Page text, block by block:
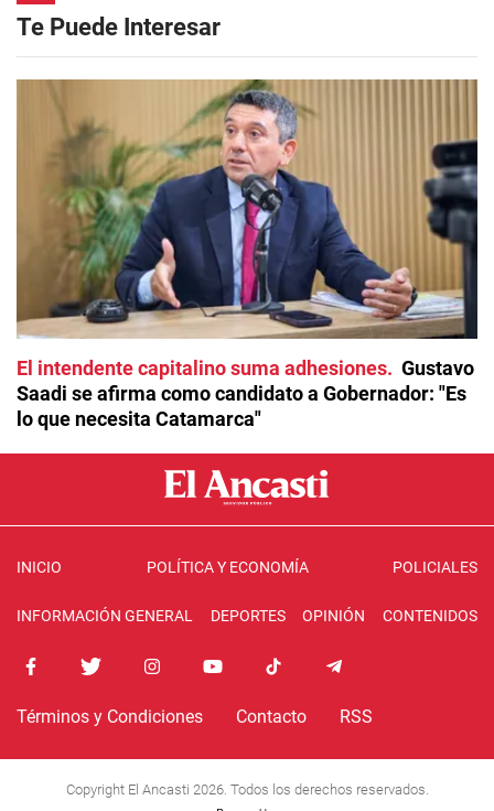
Te Puede Interesar
El intendente capitalino suma adhesiones
Gustavo
Saadi se afirma como candidato a Gobernador: "Es
lo que necesita Catamarca"
INICIO POLÍTICA Y ECONOMÍA POLICIALES
INFORMACIÓN GENERAL DEPORTES OPINIÓN CONTENIDOS
Términos y Condiciones Contacto RSS
Copyright El Ancasti 2026. Todos los derechos reservados.